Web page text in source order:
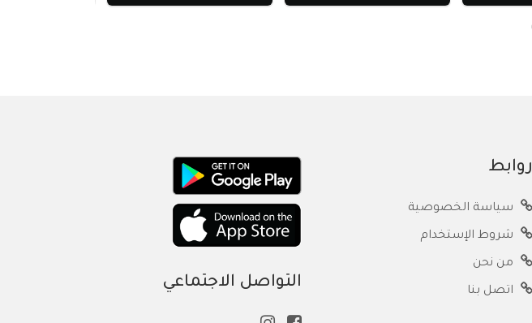
روابط
سياسة الخصوصية
شروط الإستخدام
من نحن
اتصل بنا التواصل الاجتماعي